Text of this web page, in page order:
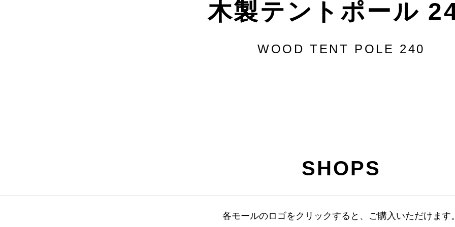
木製テントポール
WOOD TENT POLE 240
SHOPS
各モールのロゴをクリックすると、ご購入いただけます